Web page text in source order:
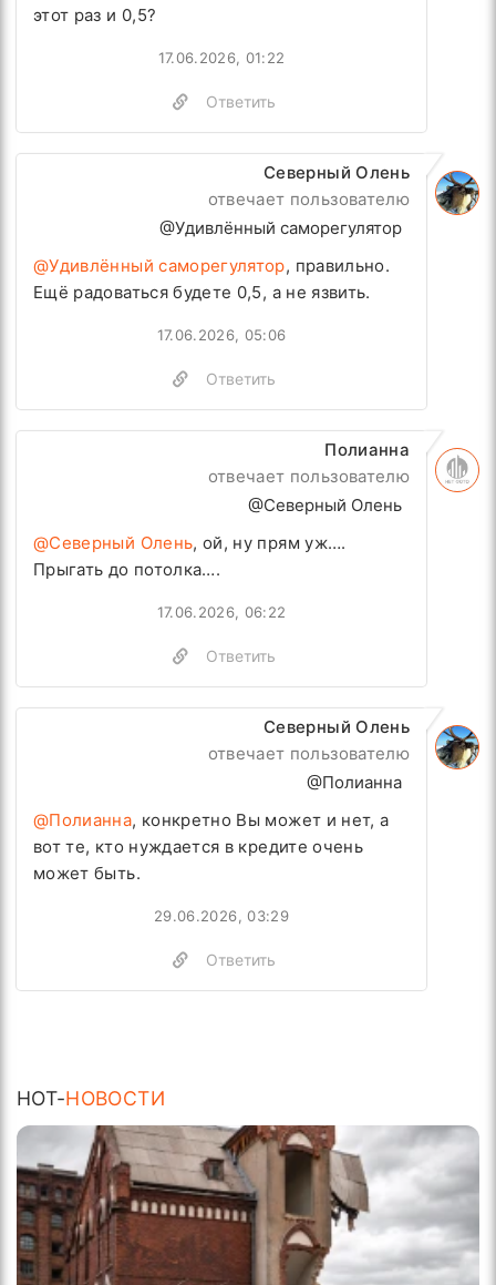
этот раз и 0,5?
Ответить
17.06.2026, 01:22
Северный Олень
отвечает пользователю
@Удивлённый саморегулятор
@Удивлённый саморегулятор, правильно.
Ещё радоваться будете 0,5, а не язвить.
Ответить
17.06.2026, 05:06
Полианна
отвечает пользователю
@Северный Олень
@Северный Олень, ой, ну прям уж….
Прыгать до потолка….
Ответить
17.06.2026, 06:22
Северный Олень
отвечает пользователю
@Полианна
@Полианна, конкретно Вы может и нет, а
вот те, кто нуждается в кредите очень
может быть.
Ответить
29.06.2026, 03:29
HOT-НОВОСТИ